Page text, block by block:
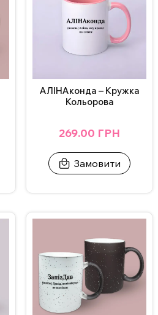
АЛІНАконда – Кружка
Кольорова
269.00 ГРН
Замовити